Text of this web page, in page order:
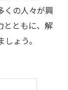
くの人々が興
とともに、解
ょう。